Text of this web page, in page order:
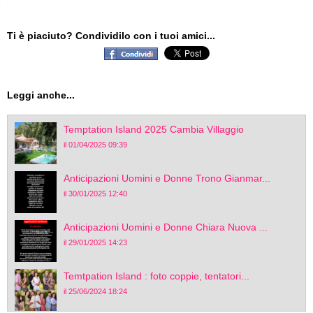
Ti è piaciuto? Condividilo con i tuoi amici...
Leggi anche...
Temptation Island 2025 Cambia Villaggio
il 01/04/2025 09:39
Anticipazioni Uomini e Donne Trono Gianmar...
il 30/01/2025 12:40
Anticipazioni Uomini e Donne Chiara Nuova ...
il 29/01/2025 14:23
Temtpation Island : foto coppie, tentatori...
il 25/06/2024 18:24